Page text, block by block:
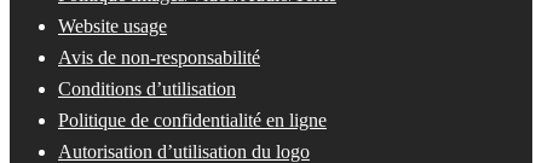
Website usage
Avis de non-responsabilité
Conditions d’utilisation
Politique de confidentialité en ligne
Autorisation d’utilisation du logo